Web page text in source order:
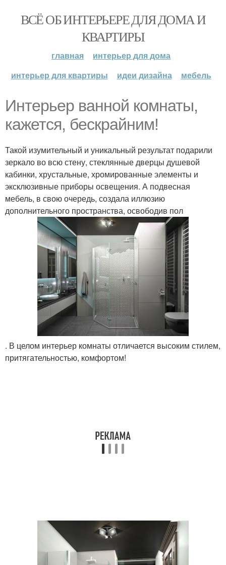
ВСЁ ОБ ИНТЕРЬЕРЕ ДЛЯ ДОМА И
КВАРТИРЫ
главная
интерьер для дома
интерьер для квартиры
идеи дизайна мебель
Интерьер ванной комнаты,
кажется, бескрайним!
Такой изумительный и уникальный результат подарили
зеркало во всю стену, стеклянные дверцы душевой
кабинки, хрустальные, хромированные элементы и
эксклюзивные приборы освещения. А подвесная
мебель, в свою очередь, создала иллюзию
дополнительного пространства, освободив пол
. В целом интерьер комнаты отличается высоким стилем,
притягательностью, комфортом!